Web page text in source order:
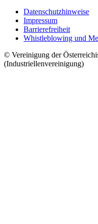
Datenschutzhinweise
Impressum
Barrierefreiheit
Whistleblowing und
© Vereinigung der
(Industriellenvereinigung)